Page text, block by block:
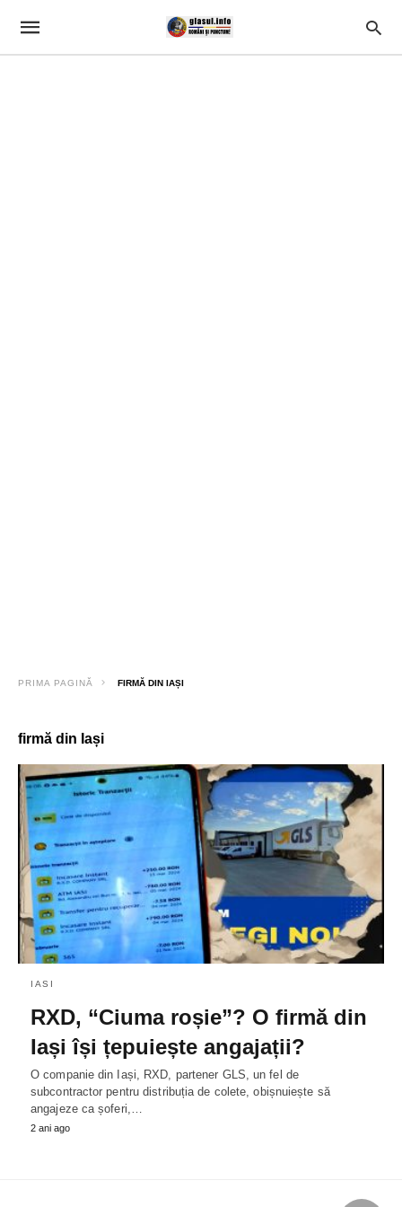
PRIMA PAGINĂ FIRMĂ DIN IAȘI
firmă din Iași
IASI
RXD, “Ciuma roșie”? O firmă din
Iași își țepuiește angajații?
O companie din Iași, RXD, partener GLS, un fel de
subcontractor pentru distribuția de colete, obișnuiește să
angajeze ca șoferi,…
2 ani ago